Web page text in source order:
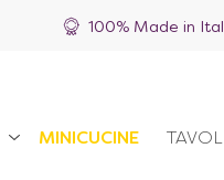
100% Made in
MINICUCINE